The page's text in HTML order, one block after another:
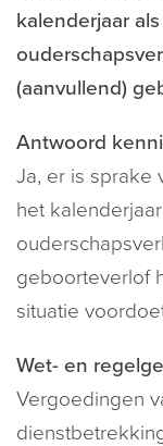
kalenderjaar
(aanvullend)
Antwoord
Ja, er is sprake
het
geboorteverlof
situatie
Wet- en
Vergoedingen